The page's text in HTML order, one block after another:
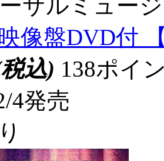
サルミュー
像盤DVD付
込) 138ポイ
4発売